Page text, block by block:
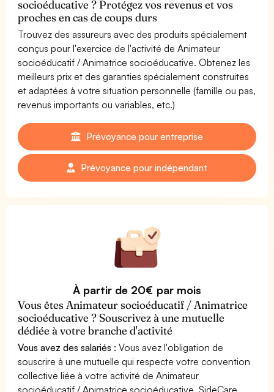
socioéducative ? Protégez vos revenus et vos
proches en cas de coups durs
Trouvez des assureurs avec des produits spécialement
conçus pour l'exercice de l'activité de Animateur
socioéducatif / Animatrice socioéducative. Obtenez les
meilleurs prix et des garanties spécialement construites
et adaptées à votre situation personnelle (famille ou pas,
revenus importants ou variables, etc.)
Prévoyance pour entreprise
Prévoyance pour indépendant
À partir de 20€ par mois
Vous êtes Animateur socioéducatif / Animatrice
socioéducative ? Souscrivez à une mutuelle
dédiée à votre branche d'activité
Vous avez des salariés : Vous avez l'obligation de
souscrire à une mutuelle qui respecte votre convention
collective liée à votre activité de Animateur
socioéducatif / Animatrice socioéducative. SideCare